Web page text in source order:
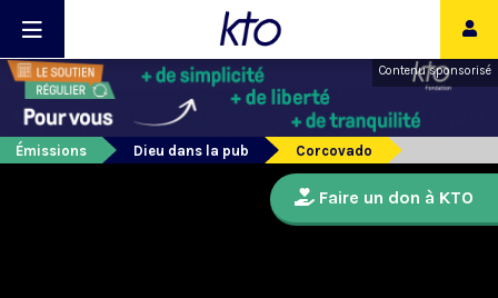
Contenu sponsorisé
Émissions Dieu dans la pub Corcovado
Faire un don à KTO